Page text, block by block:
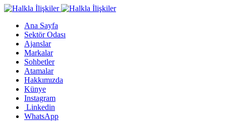
Ana Sayfa
Sektör Odası
Ajanslar
Markalar
Sohbetler
Atamalar
Hakkımızda
Künye
Instagram
Linkedin
WhatsApp